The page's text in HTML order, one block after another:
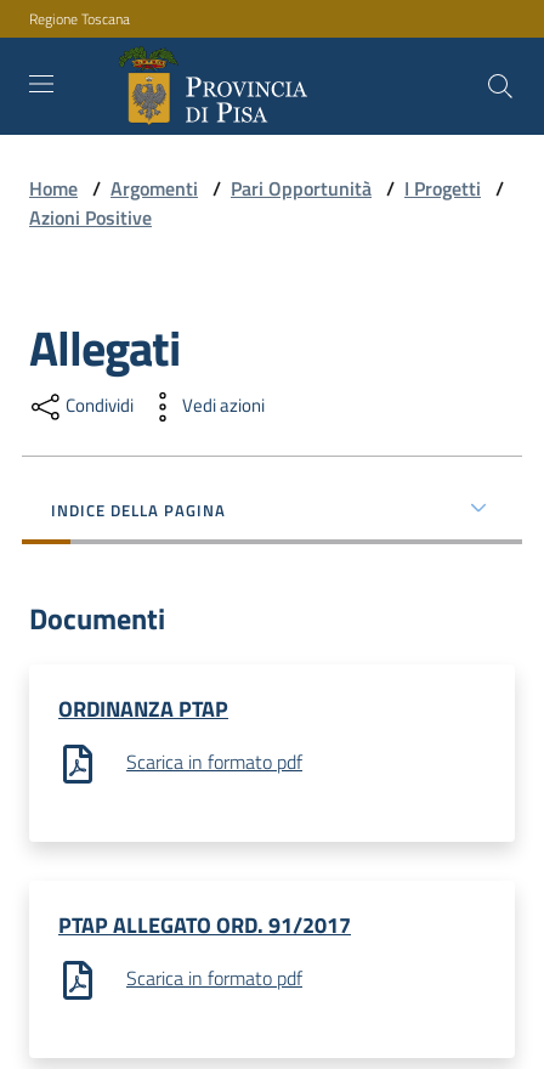
Vai al contenuto
Vai alla navigazione
Vai al footer
Regione Toscana
Amministrazione
Novità
Documenti
Argomenti
Menu selezionato
Seguici
Home / Argomenti / Pari Opportunità / I Progetti /
Azioni Positive
Salta al contenuto
Allegati
Condividi Vedi azioni
INDICE DELLA PAGINA
Documenti
ORDINANZA PTAP
Scarica in formato pdf
PTAP ALLEGATO ORD. 91/2017
Scarica in formato pdf